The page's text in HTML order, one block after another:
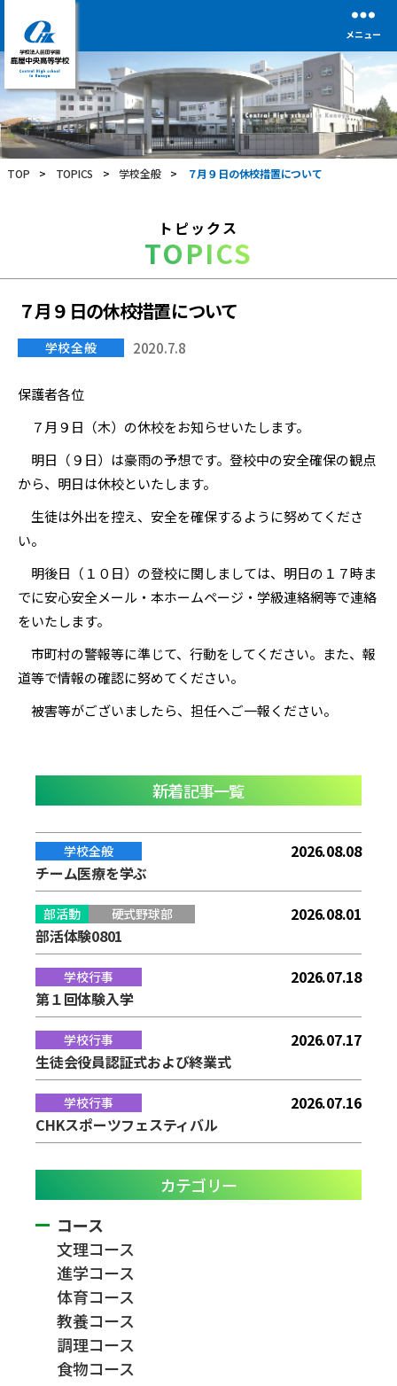
学
校
法
人
前
田
央
学
校
メニュー
TOP > TOPICS > 学校全般 > ７月９日の休校措置について
トピックス
TOPICS
７月９日の休校措置について
学校全般 2020.7.8
保護者各位
７月９日（木）の休校をお知らせいたします。
明日（９日）は豪雨の予想です。登校中の安全確保の観点
から、明日は休校といたします。
生徒は外出を控え、安全を確保するように努めてくださ
い。
明後日（１０日）の登校に関しましては、明日の１７時ま
でに安心安全メール・本ホームページ・学級連絡網等で連絡
をいたします。
市町村の警報等に準じて、行動をしてください。また、報
道等で情報の確認に努めてください。
被害等がございましたら、担任へご一報ください。
新着記事一覧
学校全般
2026.08.08
チーム医療を学ぶ
部活動 硬式野球部
2026.08.01
部活体験0801
学校行事
2026.07.18
第１回体験入学
学校行事
2026.07.17
生徒会役員認証式および終業式
学校行事
2026.07.16
CHKスポーツフェスティバル
カテゴリー
コース
文理コース
進学コース
体育コース
教養コース
調理コース
食物コース